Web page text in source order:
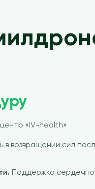
«IV-health»
в возвращении сил
Поддержка